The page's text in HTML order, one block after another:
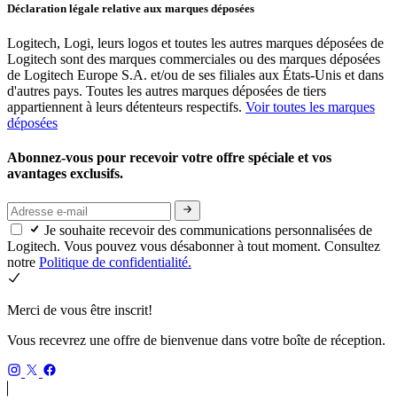
Déclaration légale relative aux marques déposées
Logitech, Logi, leurs logos et toutes les autres marques déposées de
Logitech sont des marques commerciales ou des marques déposées
de Logitech Europe S.A. et/ou de ses filiales aux États-Unis et dans
d'autres pays. Toutes les autres marques déposées de tiers
appartiennent à leurs détenteurs respectifs. Voir toutes les marques
déposées
Abonnez-vous pour recevoir votre offre spéciale et vos
avantages exclusifs.
Je souhaite recevoir des communications personnalisées de
Logitech. Vous pouvez vous désabonner à tout moment. Consultez
notre Politique de confidentialité.
Merci de vous être inscrit!
Vous recevrez une offre de bienvenue dans votre boîte de réception.